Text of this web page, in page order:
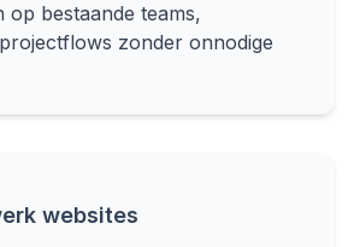
op bestaande teams,
zonder onnodige
websites